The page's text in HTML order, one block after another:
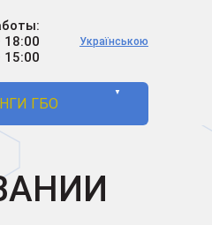
18:00
15:00
Українською
ГБО
▼